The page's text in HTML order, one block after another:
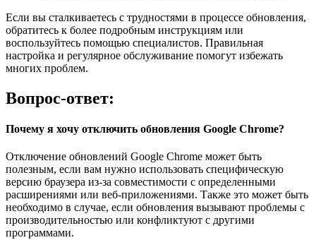
Если вы сталкиваетесь с трудностями в процессе обновления,
обратитесь к более подробным инструкциям или
воспользуйтесь помощью специалистов. Правильная
настройка и регулярное обслуживание помогут избежать
многих проблем.
Вопрос-ответ:
Почему я хочу отключить обновления Google Chrome?
Отключение обновлений Google Chrome может быть
полезным, если вам нужно использовать специфическую
версию браузера из-за совместимости с определенными
расширениями или веб-приложениями. Также это может быть
необходимо в случае, если обновления вызывают проблемы с
производительностью или конфликтуют с другими
программами.